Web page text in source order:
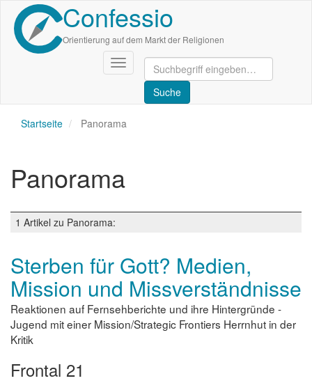
Direkt
zum
Inhalt
Confessio
Orientierung auf dem Markt der Religionen
Navigation
aktivieren/deaktivieren
Startseite Panorama
Panorama
1 Artikel zu Panorama:
Sterben für Gott? Medien,
Mission und Missverständnisse
Reaktionen auf Fernsehberichte und ihre Hintergründe -
Jugend mit einer Mission/Strategic Frontiers Herrnhut in der
Kritik
Frontal 21